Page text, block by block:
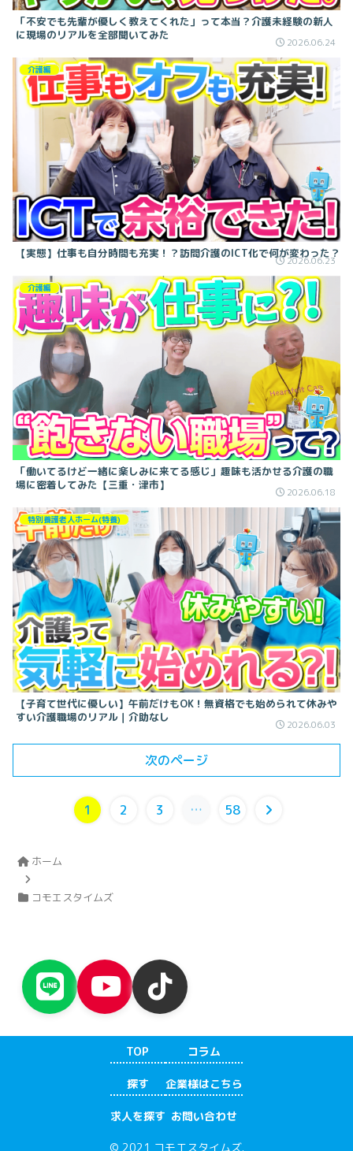
「不安でも先輩が優しく教えてくれた」って本当？介護未経験の新人
に現場のリアルを全部聞いてみた
2026.06.24
介護編
【実態】仕事も自分時間も充実！？訪問介護のICT化で何が変わった？
2026.06.23
介護編
「働いてるけど一緒に楽しみに来てる感じ」趣味も活かせる介護の職
場に密着してみた【三重・津市】
2026.06.18
特別養護老人ホーム(特養)
【子育て世代に優しい】午前だけもOK！無資格でも始められて休みや
すい介護職場のリアル｜介助なし
2026.06.03
次のページ
1 2 3 … 58
ホーム
コモエスタイムズ
TOP
探す
求人を探す
コラム
企業様はこちら
お問い合わせ
© 2021 コモエスタイムズ.